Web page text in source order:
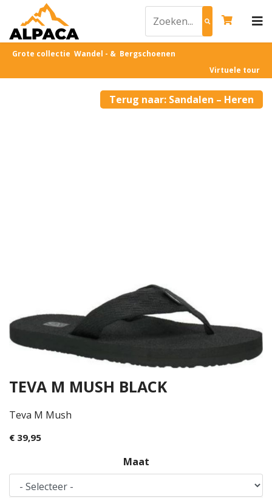
Grote collectie Wandel - & Bergschoenen
Virtuele tour
Terug naar: Sandalen – Heren
TEVA M MUSH BLACK
Teva M Mush
€ 39,95
Maat